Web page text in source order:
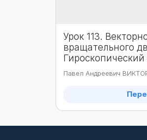
Урок 113.
вращательного
Гироскопический
Павел Андреевич